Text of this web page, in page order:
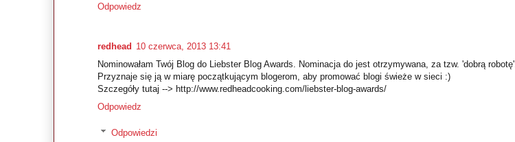
Odpowiedz
redhead 10 czerwca, 2013 13:41
Nominowałam Twój Blog do Liebster Blog Awards. Nominacja do jest otrzymywana, za tzw. 'dobrą robotę'.
Przyznaje się ją w miarę początkującym blogerom, aby promować blogi świeże w sieci :)
Szczegóły tutaj --> http://www.redheadcooking.com/liebster-blog-awards/
Odpowiedz
Odpowiedzi